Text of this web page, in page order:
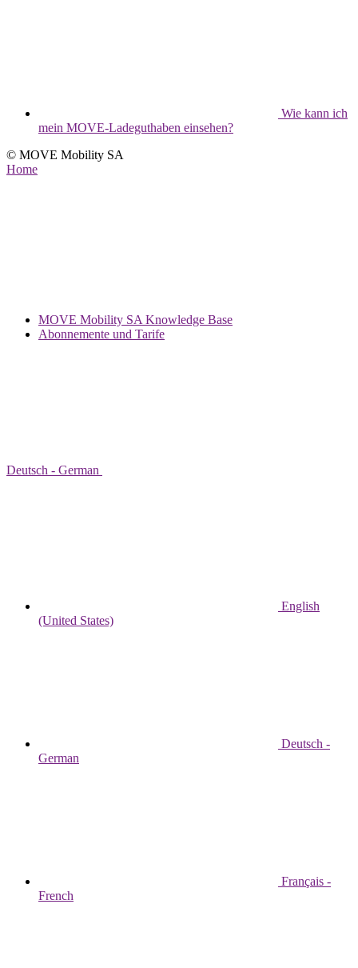
Wie kann ich
mein MOVE-Ladeguthaben einsehen?
© MOVE Mobility SA
Home
MOVE Mobility SA Knowledge Base
Abonnemente und Tarife
Deutsch - German
English
(United States)
Deutsch -
German
Français -
French